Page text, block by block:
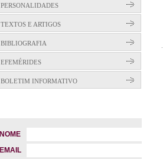
PERSONALIDADES
TEXTOS E ARTIGOS
BIBLIOGRAFIA
EFEMÉRIDES
BOLETIM INFORMATIVO
NOME
EMAIL